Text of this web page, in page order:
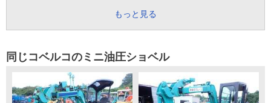
もっと見る
同じコベルコのミニ油圧ショベル